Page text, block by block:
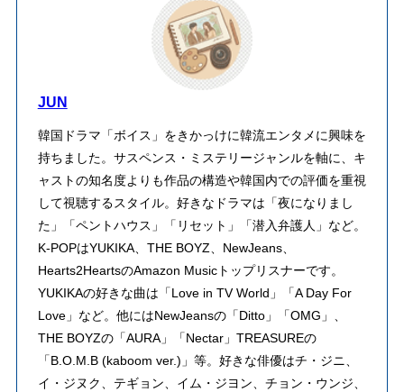
JUN
韓国ドラマ「ボイス」をきかっけに韓流エンタメに興味を
持ちました。サスペンス・ミステリージャンルを軸に、キ
ャストの知名度よりも作品の構造や韓国内での評価を重視
して視聴するスタイル。好きなドラマは「夜になりまし
た」「ペントハウス」「リセット」「潜入弁護人」など。
K-POPはYUKIKA、THE BOYZ、NewJeans、
Hearts2HeartsのAmazon Musicトップリスナーです。
YUKIKAの好きな曲は「Love in TV World」「A Day For
Love」など。他にはNewJeansの「Ditto」「OMG」、
THE BOYZの「AURA」「Nectar」TREASUREの
「B.O.M.B (kaboom ver.)」等。好きな俳優はチ・ジニ、
イ・ジヌク、テギョン、イム・ジヨン、チョン・ウンジ、